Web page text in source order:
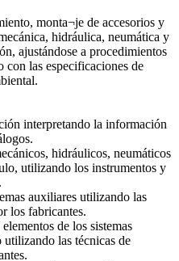
monta¬je de accesorios y
hidráulica, neumática y
ajustándose a procedimientos
con las especificaciones de
interpretando la información
hidráulicos, neumáticos
utilizando los instrumentos y
auxiliares utilizando las
los fabricantes.
de los sistemas
las técnicas de